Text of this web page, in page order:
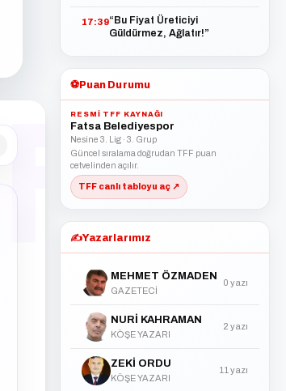
17:39“Bu Fiyat Üreticiyi
Güldürmez, Ağlatır!”
⚽ Puan Durumu
RESMI TFF KAYNAĞI
Fatsa Belediyespor
Nesine 3. Lig · 3. Grup
Güncel sıralama doğrudan TFF puan
cetvelinden açılır.
TFF canlı tabloyu aç ↗
✍️Yazarlarımız
MEHMET ÖZMADEN
GAZETECİ
0 yazı
NURİ KAHRAMAN
KÖŞE YAZARI
2 yazı
ZEKİ ORDU
KÖŞE YAZARI
11 yazı